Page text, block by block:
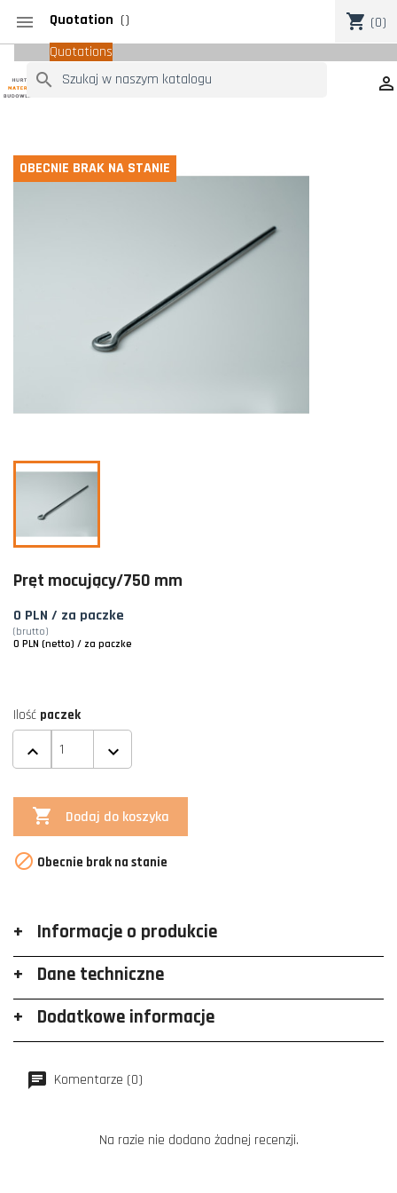
 shopping_cart (0)
Quotation ()
Quotations

search
OBECNIE BRAK NA STANIE
Pręt mocujący/750 mm
0 PLN / za paczke
(brutto)
0 PLN (netto) / za paczke
Ilość paczek
 Dodaj do koszyka
 Obecnie brak na stanie
Informacje o produkcie
Dane techniczne
Dodatkowe informacje
Komentarze (0)
Na razie nie dodano żadnej recenzji.